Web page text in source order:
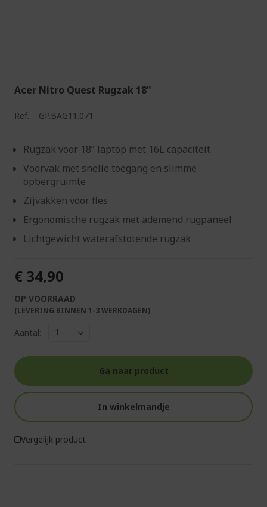
Acer Nitro Quest Rugzak 18"
Ref. GP.BAG11.071
Rugzak voor 18” laptop met 16L capaciteit
Voorvak met snelle toegang en slimme
opbergruimte
Zijvakken voor fles
Ergonomische rugzak met ademend rugpaneel
Lichtgewicht waterafstotende rugzak
€ 34,90
OP VOORRAAD
(LEVERING BINNEN 1-3 WERKDAGEN)
Aantal:
Ga naar product
In winkelmandje
Vergelijk product